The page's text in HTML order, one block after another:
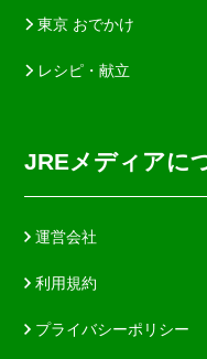
東京 おでかけ
レシピ・献立
JREメディアに
運営会社
利用規約
プライバシーポリシー